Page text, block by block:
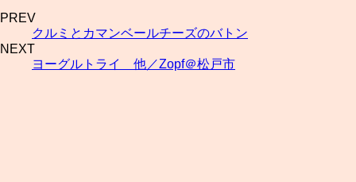
PREV
クルミとカマンベールチーズのバトン
NEXT
ヨーグルトライ 他／Zopf＠松戸市